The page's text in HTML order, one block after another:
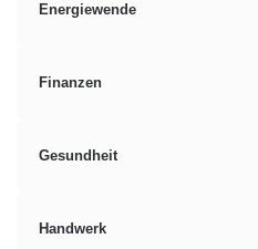
Energiewende
Finanzen
Gesundheit
Handwerk